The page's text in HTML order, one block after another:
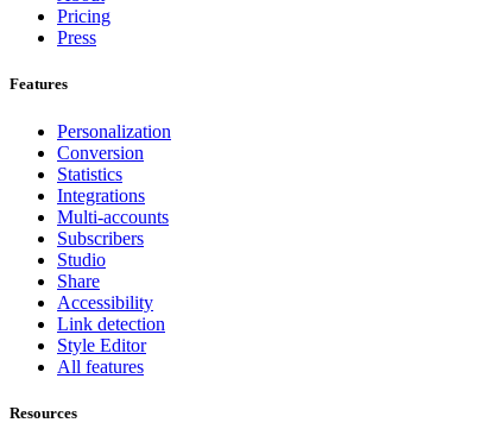
Pricing
Press
Features
Personalization
Conversion
Statistics
Integrations
Multi-accounts
Subscribers
Studio
Share
Accessibility
Link detection
Style Editor
All features
Resources